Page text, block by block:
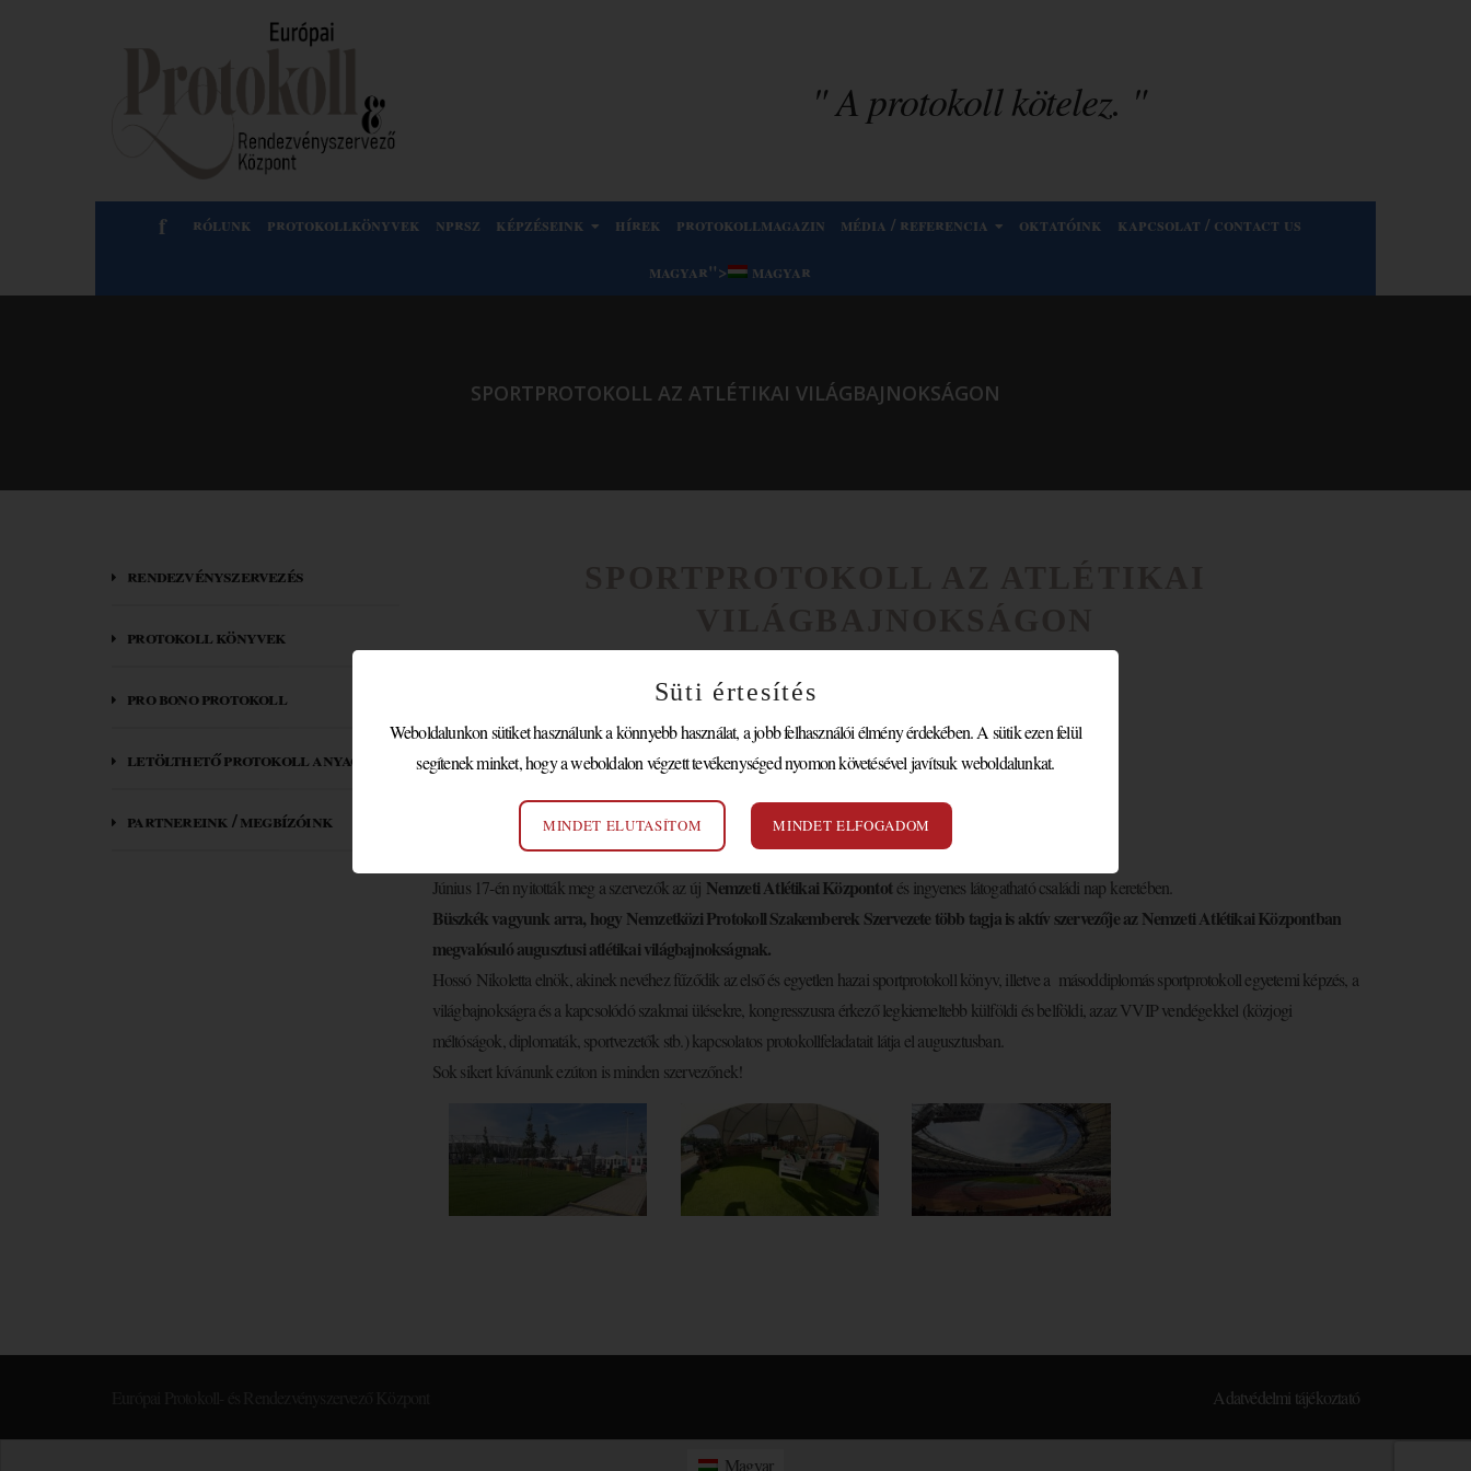
" A protokoll kötelez. "
f rólunk protokollkönyvek nprsz képzéseink hírek protokollmagazin média / referencia oktatóink
kapcsolat / contact us
magyar"> magyar
SPORTPROTOKOLL AZ ATLÉTIKAI VILÁGBAJNOKSÁGON
rendezvényszervezés
protokoll könyvek
pro bono protokoll
letölthető protokoll anyagok
partnereink / megbízóink
Több tízezren látogattak ki az új atlétikai központba
2023. június 17.
Megindult a visszaszámlálás Magyarország valaha rendezett legnagyobb sporteseményéig!
Kevesebb mint 60 nap és kezdődik a budapesti atlétikai világbajnokság!
Június 17-én nyitották meg a szervezők az új Nemzeti Atlétikai Központotés ingyenes látogatható családi nap keretében.
Büszkék vagyunk arra, hogy Nemzetközi Protokoll Szakemberek Szervezete több tagja is aktív szervezője az Nemzeti Atlétikai Központban
megvalósuló augusztusi atlétikai világbajnokságnak.
Hossó Nikoletta elnök, akinek nevéhez fűződik az első és egyetlen hazai sportprotokoll könyv, illetve a másoddiplomás sportprotokoll egyetemi képzés, a
világbajnokságra és a kapcsolódó szakmai ülésekre, kongresszusra érkező legkiemeltebb külföldi és belföldi, azaz VVIP vendégekkel (közjogi
méltóságok, diplomaták, sportvezetők stb.) kapcsolatos protokollfeladatait látja el augusztusban.
Sok sikert kívánunk ezúton is minden szervezőnek!
Adatvédelmi tájékoztató
Süti értesítés
Weboldalunkon sütiket használunk a könnyebb használat, a jobb felhasználói élmény érdekében. A sütik ezen felül
segítenek minket, hogy a weboldalon végzett tevékenységed nyomon követésével javítsuk weboldalunkat.
MINDET ELUTASÍTOM MINDET ELFOGADOM
Magyar